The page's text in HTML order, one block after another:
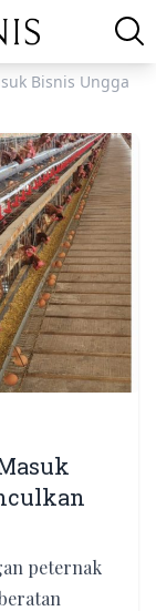
Bisnis Unggas:
peternak